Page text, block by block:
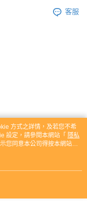
客服
方式之詳情，及若您不希
設定，請參閱本網站「 隱私
您同意本公司得按本網站使